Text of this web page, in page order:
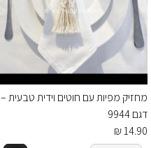
מחזיק מפיות עם חוטים וידית טבעית –
דגם 9944
14.90 ₪